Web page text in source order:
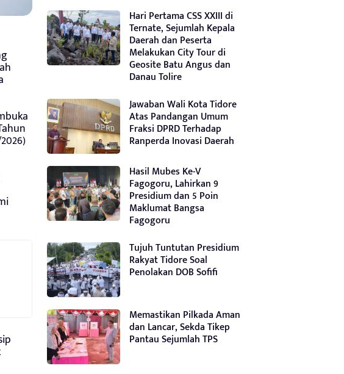
Hari Pertama CSS XXIII di
Ternate, Sejumlah Kepala
Daerah dan Peserta
Melakukan City Tour di
Geosite Batu Angus dan
Danau Tolire
Jawaban Wali Kota Tidore
Atas Pandangan Umum
Fraksi DPRD Terhadap
Ranperda Inovasi Daerah
Hasil Mubes Ke-V
Fagogoru, Lahirkan 9
Presidium dan 5 Poin
Maklumat Bangsa
Fagogoru
Tujuh Tuntutan Presidium
Rakyat Tidore Soal
Penolakan DOB Sofifi
Memastikan Pilkada Aman
dan Lancar, Sekda Tikep
Pantau Sejumlah TPS